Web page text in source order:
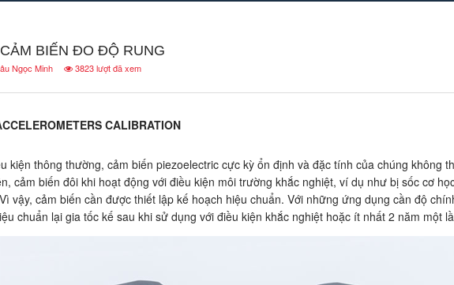
BIẾN ĐO ĐỘ RUNG
Ngọc Minh 3823 lượt đã xem
CALIBRATION
kiện thông thường, cảm biến piezoelectric cực kỳ ổn định và đặc tính của chúng không
cảm biến đôi khi hoạt động với điều kiện môi trường khắc nghiệt, ví dụ như bị sốc cơ
vậy, cảm biến cần được thiết lập kế hoạch hiệu chuẩn. Với những ứng dụng cần độ
chuẩn lại gia tốc kế sau khi sử dụng với điều kiện khắc nghiệt hoặc ít nhất 2 năm một